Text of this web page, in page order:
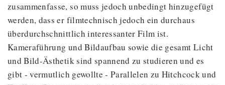
zusammenfasse, so muss jedoch unbedingt hinzugefügt
werden, dass er filmtechnisch jedoch ein durchaus
überdurchschnittlich interessanter Film ist.
Kameraführung und Bildaufbau sowie die gesamt Licht
und Bild-Ästhetik sind spannend zu studieren und es
gibt - vermutlich gewollte - Parallelen zu Hitchcock und